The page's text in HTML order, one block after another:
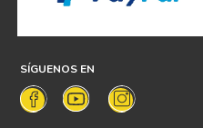
SÍGUENOS EN